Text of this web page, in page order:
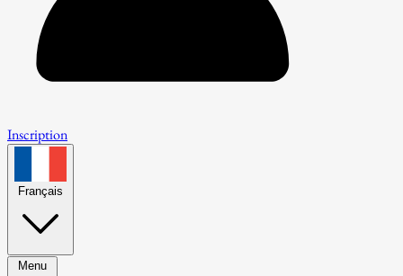
Inscription
Français
Menu